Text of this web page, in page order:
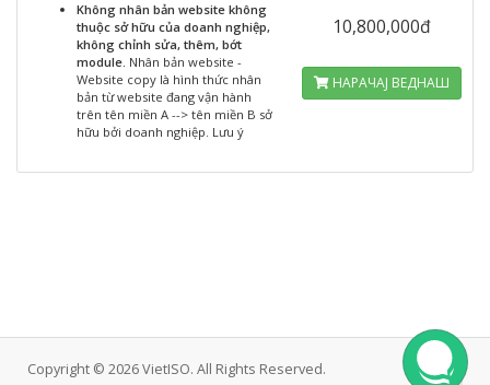
Không nhân bản website không
thuộc sở hữu của doanh nghiệp,
không chỉnh sửa, thêm, bớt
module. Nhân bản website -
Website copy là hình thức nhân
bản từ website đang vận hành
trên tên miền A --> tên miền B sở
hữu bởi doanh nghiệp. Lưu ý
10,800,000đ
НАРАЧАЈ ВЕДНАШ
Copyright © 2026 VietISO. All Rights Reserved.